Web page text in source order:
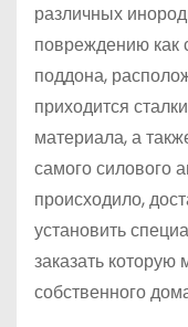
различных
повреждению как
поддона,
приходится
материала, а
самого силового
происходило,
установить
заказать
собственного